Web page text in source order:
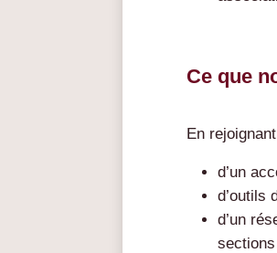
Ce que
En
d’un
d’outils
d’un